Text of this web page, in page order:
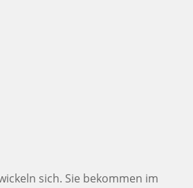
sich. Sie bekommen im